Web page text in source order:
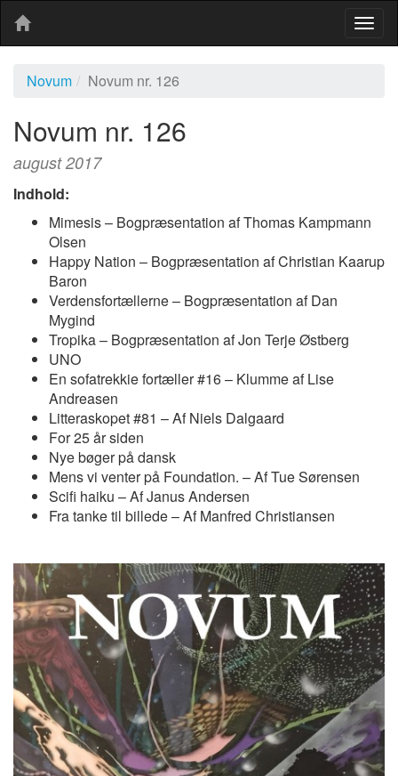
Novum
Novum nr. 126
Novum nr. 126
august 2017
Indhold:
Mimesis – Bogpræsentation af Thomas Kampmann
Olsen
Happy Nation – Bogpræsentation af Christian Kaarup
Baron
Verdensfortællerne – Bogpræsentation af Dan
Mygind
Tropika – Bogpræsentation af Jon Terje Østberg
UNO
En sofatrekkie fortæller #16 – Klumme af Lise
Andreasen
Litteraskopet #81 – Af Niels Dalgaard
For 25 år siden
Nye bøger på dansk
Mens vi venter på Foundation. – Af Tue Sørensen
Scifi haiku – Af Janus Andersen
Fra tanke til billede – Af Manfred Christiansen